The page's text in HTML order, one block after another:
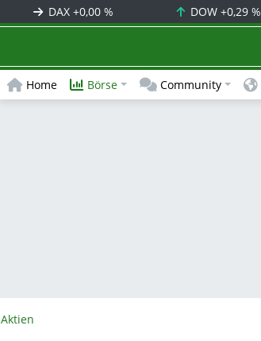
DAX +0,00 % DOW+0,29 %
Home Börse Community
Aktien